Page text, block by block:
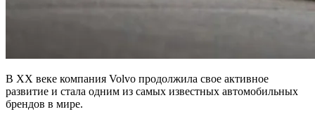
В XX веке компания Volvo продолжила свое активное
развитие и стала одним из самых известных автомобильных
брендов в мире.